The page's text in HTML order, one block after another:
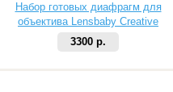
Набор готовых диафрагм для
объектива Lensbaby Creative
Aperture Kit 2
3300 р.